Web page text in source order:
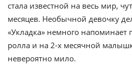
стала известной на весь мир,
месяцев. Необычной девочку
«Укладка» немного напоминает
ролла и на 2-х месячной
невероятно мило.